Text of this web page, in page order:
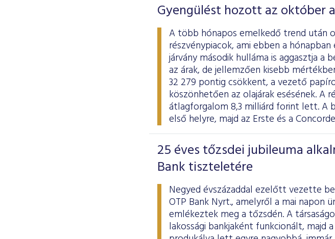
Gyengülést hozott az október
A több hónapos emelkedő trend után
részvénypiacok, ami ebben a
járvány második hulláma is aggasztja
az árak, de jellemzően kisebb
32 279 pontig csökkent, a vezető
köszönhetően az olajárak esésének. A
átlagforgalom 8,3 milliárd forint lett. A
első helyre, majd az Erste és a
25 éves tőzsdei jubileuma
Bank tiszteletére
Negyed évszázaddal ezelőtt vezette
OTP Bank Nyrt., amelyről a mai napon
emlékeztek meg a tőzsdén. A
lakossági bankjaként funkcionált, majd